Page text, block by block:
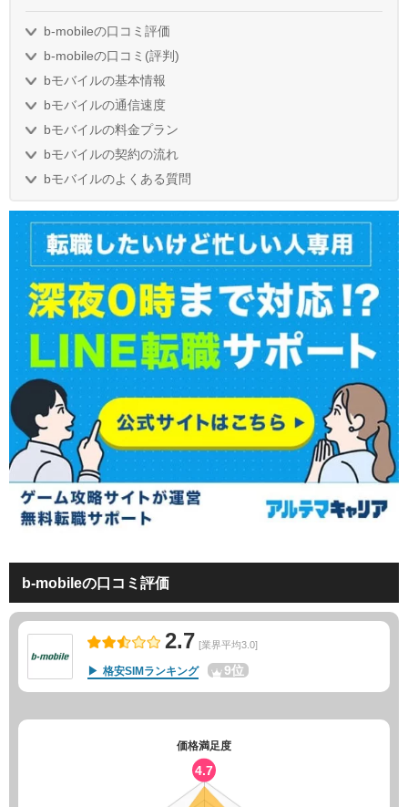
b-mobileの口コミ評価
b-mobileの口コミ(評判)
bモバイルの基本情報
bモバイルの通信速度
bモバイルの料金プラン
bモバイルの契約の流れ
bモバイルのよくある質問
b-mobileの口コミ評価
2.7 [業界平均3.0]
格安SIMランキング 9位
価格満足度
4.7